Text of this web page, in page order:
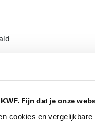
Fijn dat je onze
cookies en vergelijkbare
Evan's badges